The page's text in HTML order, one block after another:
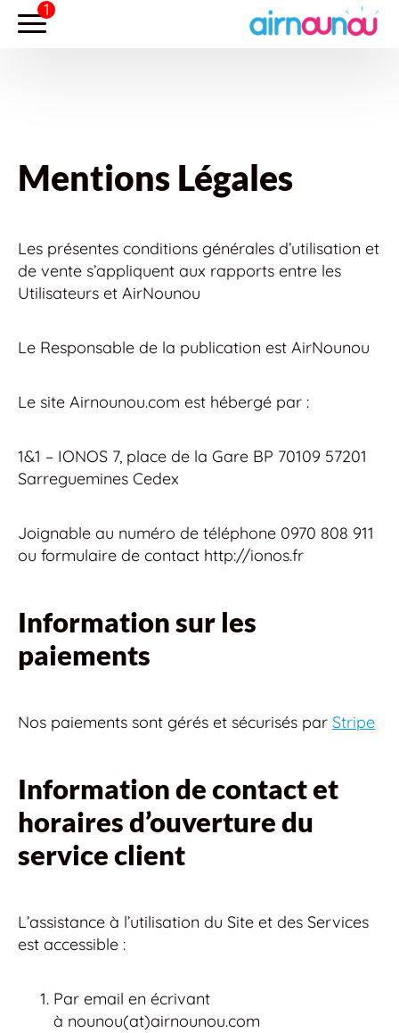
Mentions Légales
Les présentes conditions générales d’utilisation et
de vente s’appliquent aux rapports entre les
Utilisateurs et AirNounou
Le Responsable de la publication est AirNounou
Le site Airnounou.com est hébergé par :
1&1 – IONOS 7, place de la Gare BP 70109 57201
Sarreguemines Cedex
Joignable au numéro de téléphone 0970 808 911
ou formulaire de contact http://ionos.fr
Information sur les
paiements
Nos paiements sont gérés et sécurisés par Stripe
Information de contact et
horaires d’ouverture du
service client
L’assistance à l’utilisation du Site et des Services
est accessible :
Par email en écrivant
à nounou(at)airnounou.com